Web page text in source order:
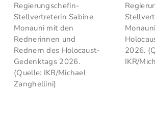
Regierungschefin-
Stellvertreterin Sabine
Monauni mit den
Rednerinnen und
Rednern des Holocaust-
Gedenktags 2026.
(Quelle: IKR/Michael
Zanghellini)
2026.
IKR/